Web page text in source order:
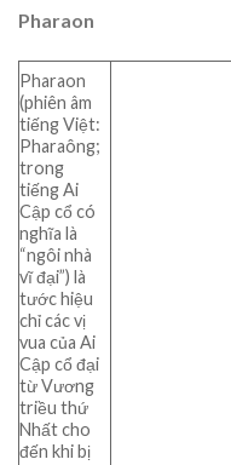
Pharaon
Pharaon
(phiên âm
tiếng Việt:
Pharaông;
trong
tiếng Ai
Cập cổ có
nghĩa là
“ngôi nhà
vĩ đại”) là
tước hiệu
chỉ các vị
vua của Ai
Cập cổ đại
từ Vương
triều thứ
Nhất cho
đến khi bị